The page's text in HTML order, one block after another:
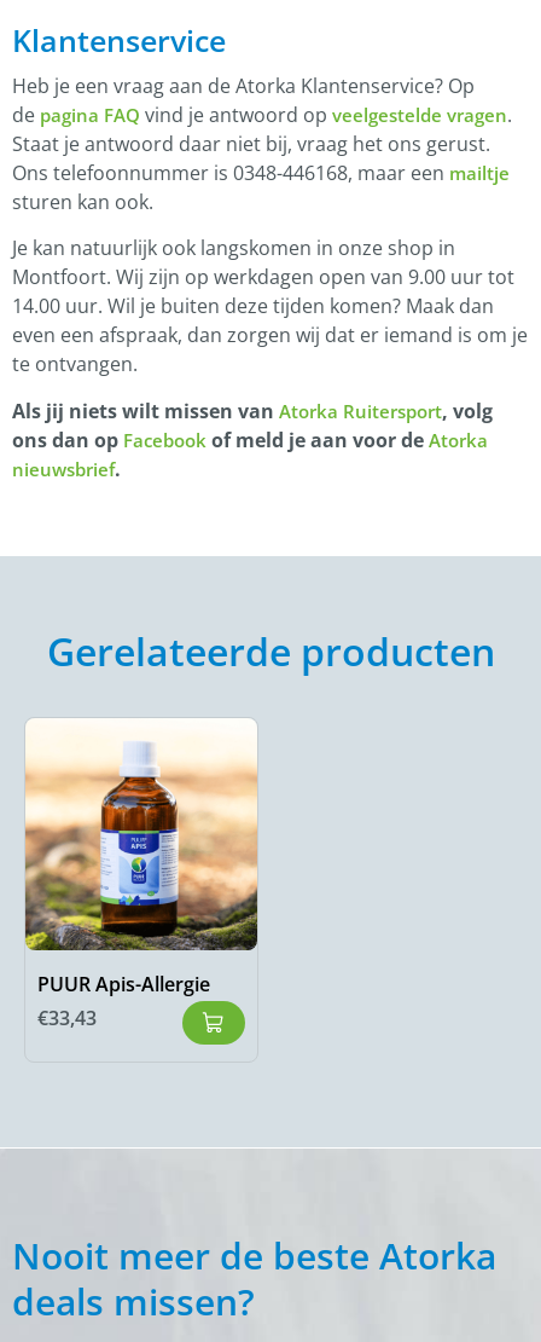
Klantenservice
Heb je een vraag aan de Atorka Klantenservice? Op
de pagina FAQ vind je antwoord op veelgestelde vragen.
Staat je antwoord daar niet bij, vraag het ons gerust.
Ons telefoonnummer is 0348-446168, maar een mailtje
sturen kan ook.
Je kan natuurlijk ook langskomen in onze shop in
Montfoort. Wij zijn op werkdagen open van 9.00 uur tot
14.00 uur. Wil je buiten deze tijden komen? Maak dan
even een afspraak, dan zorgen wij dat er iemand is om je
te ontvangen.
Als jij niets wilt missen van Atorka Ruitersport, volg
ons dan op Facebook of meld je aan voor de Atorka
nieuwsbrief.
Gerelateerde producten
PUUR Apis-Allergie
€33,43
Nooit meer de beste Atorka
deals missen?